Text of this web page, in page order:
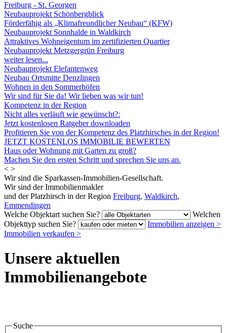
Freiburg - St. Georgen
Neubauprojekt Schönbergblick
Förderfähig als „Klimafreundlicher Neubau“ (KFW)
Neubauprojekt Sonnhalde in Waldkirch
Attraktives Wohneigentum im zertifizierten Quartier
Neubauprojekt Metzgergrün Freiburg
weiter lesen...
Neubauprojekt Elefantenweg
Neubau Ortsmitte Denzlingen
Wohnen in den Sommerhöfen
Wir sind für Sie da! Wir lieben was wir tun!
Kompetenz in der Region
Nicht alles verläuft wie gewünscht?:
Jetzt kostenlosen Ratgeber downloaden
Profitieren Sie von der Kompetenz des Platzhirsches in der Region!
JETZT KOSTENLOS IMMOBILIE BEWERTEN
Haus oder Wohnung mit Garten zu groß?
Machen Sie den ersten Schritt und sprechen Sie uns an.
< >
Wir sind die Sparkassen-Immobilien-Gesellschaft.
Wir sind der Immobilienmakler
und der Platzhirsch in der Region Freiburg, Waldkirch,
Emmendingen
Welche Objektart suchen Sie?
Welchen
Objekttyp suchen Sie?
Immobilien anzeigen >
Immobilien verkaufen >
Unsere aktuellen
Immobilienangebote
Suche